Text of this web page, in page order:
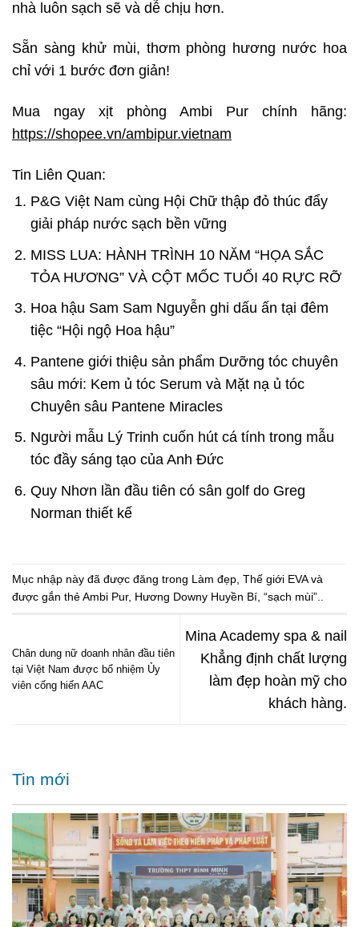
nhà luôn sạch sẽ và dễ chịu hơn.
Sẵn sàng khử mùi, thơm phòng hương nước hoa
chỉ với 1 bước đơn giản!
Mua ngay xịt phòng Ambi Pur chính hãng:
https://shopee.vn/ambipur.vietnam
Tin Liên Quan:
P&G Việt Nam cùng Hội Chữ thập đỏ thúc đẩy
giải pháp nước sạch bền vững
MISS LUA: HÀNH TRÌNH 10 NĂM “HỌA SẮC
TỎA HƯƠNG” VÀ CỘT MỐC TUỔI 40 RỰC RỠ
Hoa hậu Sam Sam Nguyễn ghi dấu ấn tại đêm
tiệc “Hội ngộ Hoa hậu”
Pantene giới thiệu sản phẩm Dưỡng tóc chuyên
sâu mới: Kem ủ tóc Serum và Mặt nạ ủ tóc
Chuyên sâu Pantene Miracles
Người mẫu Lý Trinh cuốn hút cá tính trong mẫu
tóc đầy sáng tạo của Anh Đức
Quy Nhơn lần đầu tiên có sân golf do Greg
Norman thiết kế
Mục nhập này đã được đăng trong Làm đẹp, Thế giới EVAvà
được gắn thẻAmbi Pur, Hương Downy Huyền Bí, “sạch mùi”..
Chân dung nữ doanh nhân đầu tiên
tại Việt Nam được bổ nhiệm Ủy
viên cống hiến AAC
Mina Academy spa & nail
Khẳng định chất lượng
làm đẹp hoàn mỹ cho
khách hàng.
Tin mới